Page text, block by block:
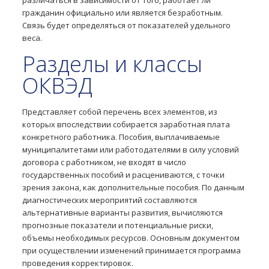
гражданин официально или является безработным.
Связь будет определяться от показателей удельного
веса.
Разделы и классы
ОКВЭД
Представляет собой перечень всех элементов, из
которых впоследствии собирается заработная плата
конкретного работника. Пособия, выплачиваемые
муниципалитетами или работодателями в силу условий
договора с работником, не входят в число
государственных пособий и расцениваются, с точки
зрения закона, как дополнительные пособия. По данным
диагностических мероприятий составляются
альтернативные варианты развития, вычисляются
прогнозные показатели и потенциальные риски,
объемы необходимых ресурсов. Основным документом
при осуществлении изменений принимается программа
проведения корректировок.